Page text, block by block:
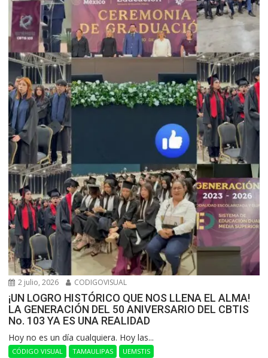
2 julio, 2026 CODIGOVISUAL
¡UN LOGRO HISTÓRICO QUE NOS LLENA EL ALMA!
LA GENERACIÓN DEL 50 ANIVERSARIO DEL CBTIS
No. 103 YA ES UNA REALIDAD
Hoy no es un día cualquiera. Hoy las...
CÓDIGO VISUAL TAMAULIPAS UEMSTIS